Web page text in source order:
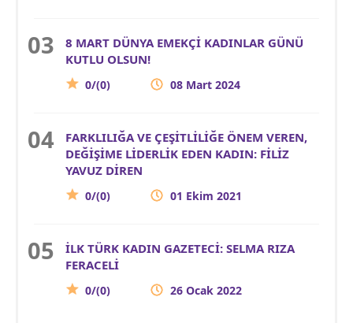
8 MART DÜNYA EMEKÇİ KADINLAR GÜNÜ
KUTLU OLSUN!
0/(0) 08 Mart 2024
FARKLILIĞA VE ÇEŞİTLİLİĞE ÖNEM VEREN,
DEĞİŞİME LİDERLİK EDEN KADIN: FİLİZ
YAVUZ DİREN
0/(0) 01 Ekim 2021
İLK TÜRK KADIN GAZETECİ: SELMA RIZA
FERACELİ
0/(0) 26 Ocak 2022